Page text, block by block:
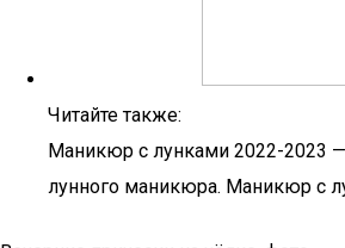
Читайте также:
Маникюр с лунками 2022-2023
лунного маникюра. Маникюр с